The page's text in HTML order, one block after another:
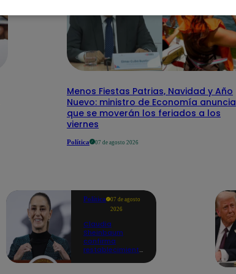
Menos Fiestas Patrias, Navidad y Año
Nuevo: ministro de Economía anuncia
que se moverán los feriados a los
viernes
Política 07 de agosto 2026
Política
07 de agosto
2026
Claudia
Sheinbaum
confirma
restablecimiento